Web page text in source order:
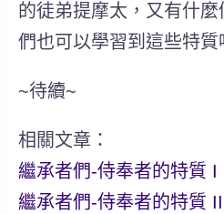
的徒弟提摩太，又有什
們也可以學習到這些特質
~待續~
相關文章：
繼承者們-侍奉者的特質 I
繼承者們-侍奉者的特質 II